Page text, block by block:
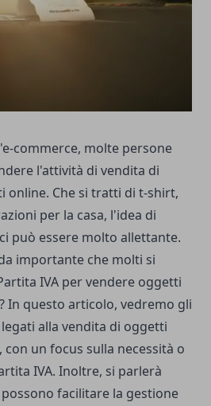
commerce, molte persone
l'attività di vendita di
online. Che si tratti di t-shirt,
per la casa, l'idea di
può essere molto allettante.
importante che molti si
IVA per vendere oggetti
In questo articolo, vedremo gli
alla vendita di oggetti
un focus sulla necessità o
IVA. Inoltre, si parlerà
facilitare la gestione